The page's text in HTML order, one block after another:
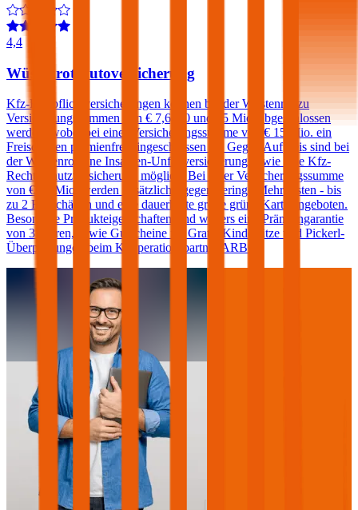
4,4
Wüstenrot Autoversicherung
Kfz-Haftpflichtversicherungen können bei der Wüstenrot zu
Versicherungssummen von € 7,6, 10 und 15 Mio. abgeschlossen
werden, wobei bei einer Versicherungssumme von € 15 Mio. ein
Freischaden prämienfrei eingeschlossen ist. Gegen Aufpreis sind bei
der Wüstenrot eine Insassen-Unfallversicherung sowie eine Kfz-
Rechtsschutzversicherung möglich. Bei einer Versicherungssumme
von € 15 Mio. werden zusätzlich - gegen geringe Mehrkosten - bis
zu 2 Freischäden und eine dauerhafte große grüne Karte angeboten.
Besondere Produkteigenschaften sind weiters eine Prämiengarantie
von 3 Jahren, sowie Gutscheine für Gratis-Kindersitze und Pickerl-
Überprüfungen beim Kooperationspartner ARBÖ.